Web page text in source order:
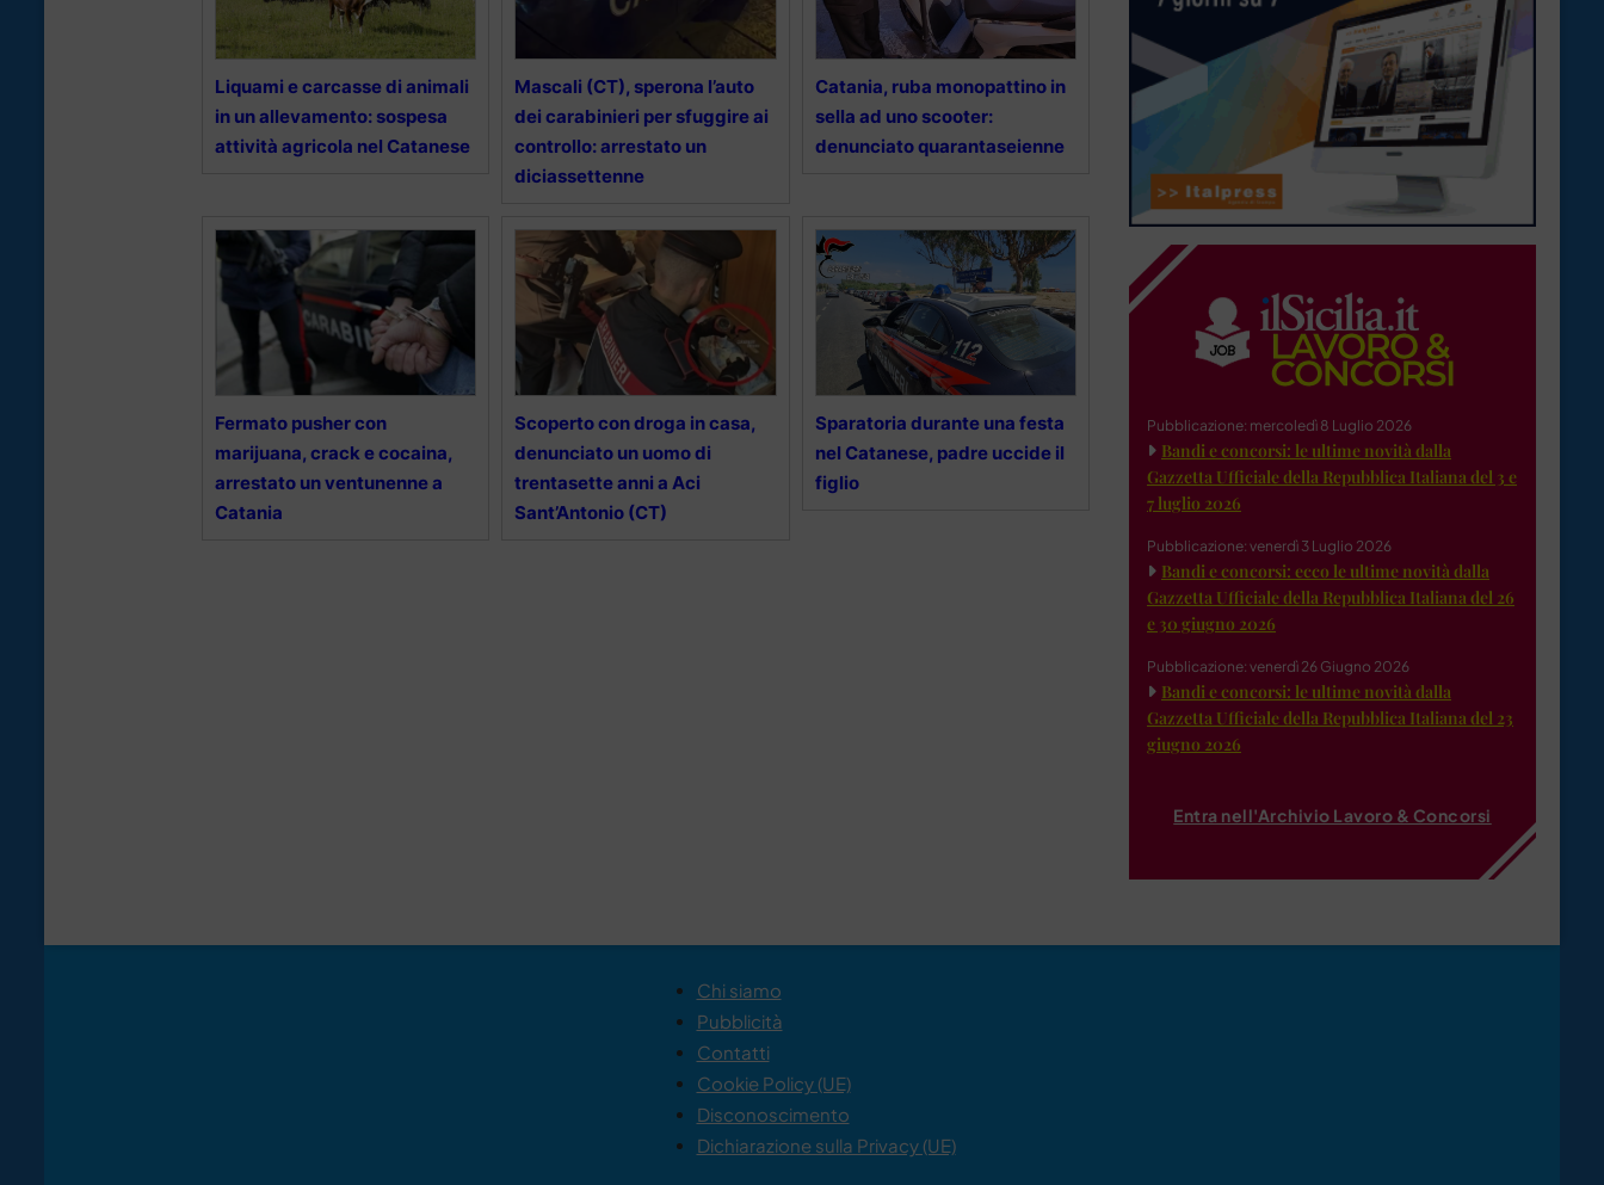
Liquami e carcasse di animali
in un allevamento: sospesa
attività agricola nel Catanese
Mascali (CT), sperona l’auto
dei carabinieri per sfuggire ai
controllo: arrestato un
diciassettenne
Catania, ruba monopattino in
sella ad uno scooter:
denunciato quarantaseienne
Fermato pusher con
marijuana, crack e cocaina,
arrestato un ventunenne a
Catania
Scoperto con droga in casa,
denunciato un uomo di
trentasette anni a Aci
Sant’Antonio (CT)
Sparatoria durante una festa
nel Catanese, padre uccide il
figlio
Pubblicazione: mercoledì 8 Luglio 2026
Bandi e concorsi: le ultime novità dalla
Gazzetta Ufficiale della Repubblica Italiana del 3 e
7 luglio 2026
Pubblicazione: venerdì 3 Luglio 2026
Bandi e concorsi: ecco le ultime novità dalla
Gazzetta Ufficiale della Repubblica Italiana del 26
e 30 giugno 2026
Pubblicazione: venerdì 26 Giugno 2026
Bandi e concorsi: le ultime novità dalla
Gazzetta Ufficiale della Repubblica Italiana del 23
giugno 2026
Entra nell'Archivio Lavoro & Concorsi
Chi siamo
Pubblicità
Contatti
Cookie Policy (UE)
Disconoscimento
Dichiarazione sulla Privacy (UE)